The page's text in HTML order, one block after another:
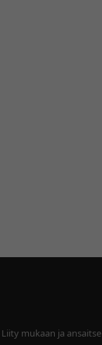
mukaan ja ansaitse